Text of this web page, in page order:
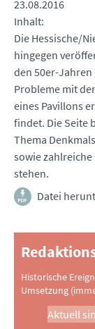
23.08.2016
Inhalt
Die Hessische/
hingegen
den 50er-Jahren
Probleme mit
eines Pavillons
findet. Die Seite
Thema
sowie
stehen.
Datei
Historische
Umsetzung
Aktuell